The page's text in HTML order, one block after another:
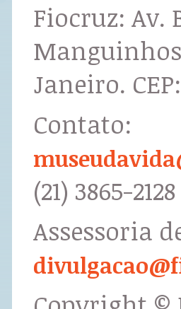
Fiocruz: Av.
Janeiro.
Contato:
(21) 3865-2128
Assessoria